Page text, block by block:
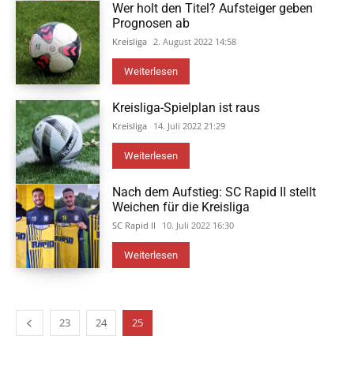
Wer holt den Titel? Aufsteiger geben
Prognosen ab
Kreisliga 2. August 2022 14:58
Weiterlesen
Kreisliga-Spielplan ist raus
Kreisliga 14. Juli 2022 21:29
Weiterlesen
Nach dem Aufstieg: SC Rapid II stellt
Weichen für die Kreisliga
SC Rapid II 10. Juli 2022 16:30
Weiterlesen
23 24 25